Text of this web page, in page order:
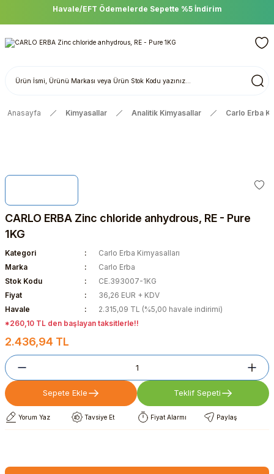
Havale/EFT Ödemelerde Sepette %5 İndirim
Anasayfa Kimyasallar Analitik Kimyasallar Carlo Erba
CARLO ERBA Zinc chloride anhydrous, RE - Pure
1KG
Kategori
Carlo Erba Kimyasalları
Marka
Carlo Erba
Stok Kodu
CE.393007-1KG
Fiyat
36,26 EUR + KDV
Havale
2.315,09 TL (%5,00 havale indirimi)
*260,10 TL den başlayan taksitlerle!!
2.436,94 TL
Sepete Ekle Teklif Sepeti
Yorum Yaz Tavsiye Et Fiyat Alarmı Paylaş